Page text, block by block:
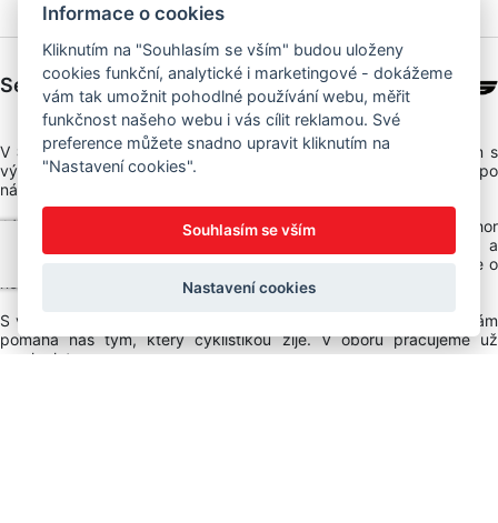
Sedláček s.r.o.
V Sedláček Author Bike Centrujsme si dali za cíl pomáhat vám s
výběrem co nejlepší výbavy pro cyklistiku a postarat se o vás i po
nákupu.
Ať už vybíráte jízdní kola Author, elektrokola značek Crussis, Author
nebo KTM, vždy se můžete spolehnout na individuální přístup a
odborné poradenství. Nabídku neustále rozšiřujeme a doplňujeme o
S výběrem kol, příslušenství ale třeba i oblečení značky Silvini vám
pomáhá náš tým, který cyklistikou žije. V oboru pracujeme už
mnoho let.
Informace o cookies
Kliknutím na "Souhlasím se vším" budou uloženy
cookies funkční, analytické i marketingové - dokážeme
vám tak umožnit pohodlné používání webu, měřit
funkčnost našeho webu i vás cílit reklamou. Své
preference můžete snadno upravit kliknutím na
"Nastavení cookies".
Souhlasím se vším
Nastavení cookies